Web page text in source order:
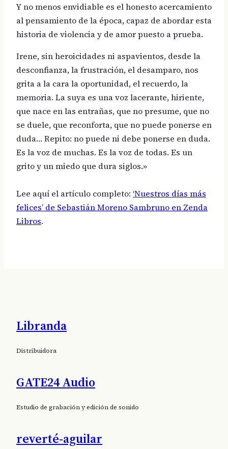
Y no menos envidiable es el honesto acercamiento
al pensamiento de la época, capaz de abordar esta
historia de violencia y de amor puesto a prueba.
Irene, sin heroicidades ni aspavientos, desde la
desconfianza, la frustración, el desamparo, nos
grita a la cara la oportunidad, el recuerdo, la
memoria. La suya es una voz lacerante, hiriente,
que nace en las entrañas, que no presume, que no
se duele, que reconforta, que no puede ponerse en
duda… Repito: no puede ni debe ponerse en duda.
Es la voz de muchas. Es la voz de todas. Es un
grito y un miedo que dura siglos.»
Lee aquí el artículo completo: ‘Nuestros días más
felices’ de Sebastián Moreno Sambruno en Zenda
Libros.
Suscríbete al boletín de Oidà Editorial
Libranda
Distribuidora
GATE24 Audio
Estudio de grabación y edición de sonido
reverté-aguilar